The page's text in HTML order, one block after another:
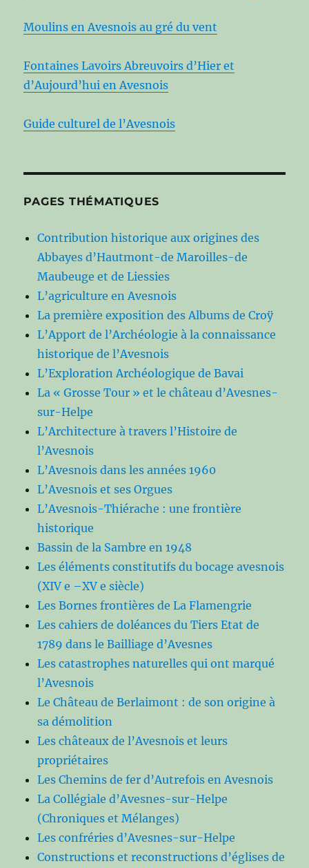
Moulins en Avesnois au gré du vent
Fontaines Lavoirs Abreuvoirs d’Hier et
d’Aujourd’hui en Avesnois
Guide culturel de l’Avesnois
PAGES THÉMATIQUES
Contribution historique aux origines des
Abbayes d’Hautmont-de Maroilles-de
Maubeuge et de Liessies
L’agriculture en Avesnois
La première exposition des Albums de Croÿ
L’Apport de l’Archéologie à la connaissance
historique de l’Avesnois
L’Exploration Archéologique de Bavai
La « Grosse Tour » et le château d’Avesnes-
sur-Helpe
L’Architecture à travers l’Histoire de
l’Avesnois
L’Avesnois dans les années 1960
L’Avesnois et ses Orgues
L’Avesnois-Thiérache : une frontière
historique
Bassin de la Sambre en 1948
Les éléments constitutifs du bocage avesnois
(XIV e –XV e siècle)
Les Bornes frontières de La Flamengrie
Les cahiers de doléances du Tiers Etat de
1789 dans le Bailliage d’Avesnes
Les catastrophes naturelles qui ont marqué
l’Avesnois
Le Château de Berlaimont : de son origine à
sa démolition
Les châteaux de l’Avesnois et leurs
propriétaires
Les Chemins de fer d’Autrefois en Avesnois
La Collégiale d’Avesnes-sur-Helpe
(Chroniques et Mélanges)
Les confréries d’Avesnes-sur-Helpe
Constructions et reconstructions d’églises de